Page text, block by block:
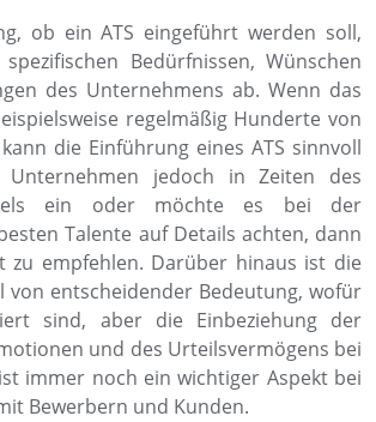
ob ein ATS eingeführt werden soll,
Bedürfnissen, Wünschen
des Unternehmens ab. Wenn das
regelmäßig Hunderte von
die Einführung eines ATS sinnvoll
jedoch in Zeiten des
ein oder möchte es bei der
Talente auf Details achten, dann
zu empfehlen. Darüber hinaus ist die
von entscheidender Bedeutung, wofür
sind, aber die Einbeziehung der
und des Urteilsvermögens bei
immer noch ein wichtiger Aspekt bei
Bewerbern und Kunden.